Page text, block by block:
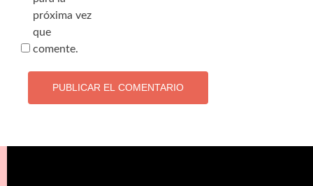
próxima vez
que
comente.